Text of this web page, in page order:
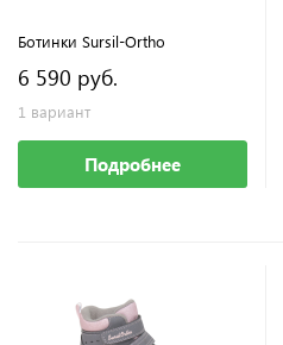
Ботинки Sursil-Ortho
6 590 руб.
1 вариант
Подробнее